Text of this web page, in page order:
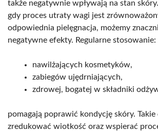
także negatywnie wpływają na stan
gdy proces utraty wagi jest
odpowiednia pielęgnacja, możemy
negatywne efekty. Regularne stosowanie:
nawilżających kosmetyków,
zabiegów ujędrniających,
zdrowej, bogatej w składniki
pomagają poprawić kondycję skóry. Takie
zredukować wiotkość oraz wspierać